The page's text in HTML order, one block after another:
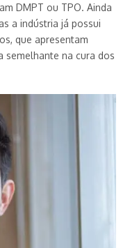
DMPT ou TPO. Ainda
a indústria já possui
que apresentam
semelhante na cura dos